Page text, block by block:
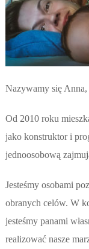
Nazywamy się
Od 2010 roku
jako konstruktor i
jednoosobową
Jesteśmy osobami
obranych celów. W
jesteśmy panami
realizować nasze